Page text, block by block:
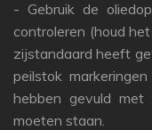
- Gebruik de
controleren (houd
zijstandaard heeft
peilstok
hebben gevuld
moeten staan.